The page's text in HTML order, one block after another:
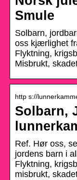
Smule
Solbarn,
oss kjærlighet
Flyktning,
Misbrukt,
http s://
Solbarn,
Ref. Hør oss,
jordens barn i
Flyktning,
misbrukt,